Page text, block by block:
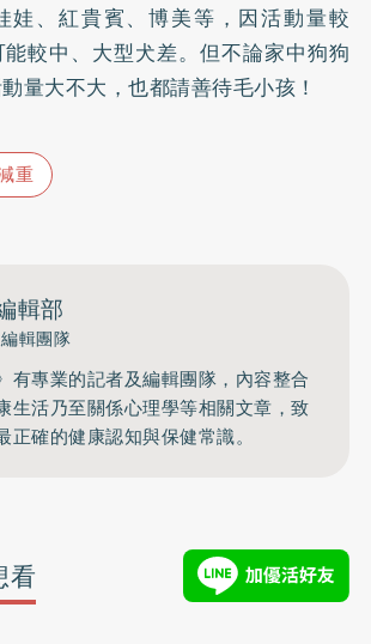
娃、紅貴賓、博美等，因活動量較
較中、大型犬差。但不論家中狗狗
量大不大，也都請善待毛小孩！
重
輯部
輯團隊
有專業的記者及編輯團隊，內容整合
生活乃至關係心理學等相關文章，致
正確的健康認知與保健常識。
看